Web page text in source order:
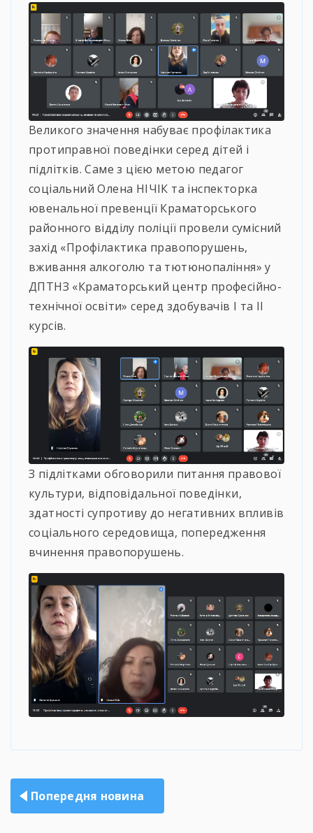
Великого значення набуває профілактика
протиправної поведінки серед дітей і
підлітків. Саме з цією метою педагог
соціальний Олена НІЧІК та інспекторка
ювенальної превенції Краматорського
районного відділу поліції провели сумісний
захід «Профілактика правопорушень,
вживання алкоголю та тютюнопаління» у
ДПТНЗ «Краматорський центр професійно-
технічної освіти» серед здобувачів І та ІІ
курсів.
З підлітками обговорили питання правової
культури, відповідальної поведінки,
здатності супротиву до негативних впливів
соціального середовища, попередження
вчинення правопорушень.
Навігація
записів
Попередня новина